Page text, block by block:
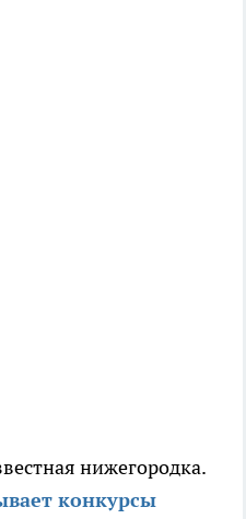
нижегородка.
конкурсы